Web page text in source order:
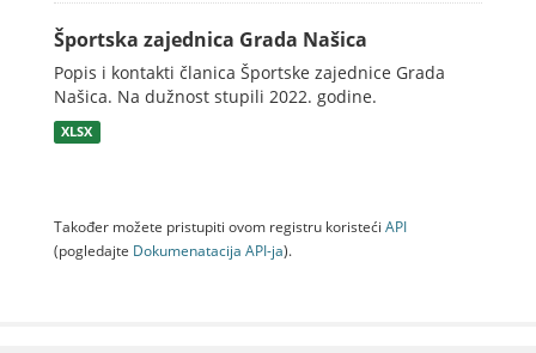
Športska zajednica Grada Našica
Popis i kontakti članica Športske zajednice Grada
Našica. Na dužnost stupili 2022. godine.
XLSX
Također možete pristupiti ovom registru koristeći API
(pogledajte Dokumenаtаcijа API-jа).